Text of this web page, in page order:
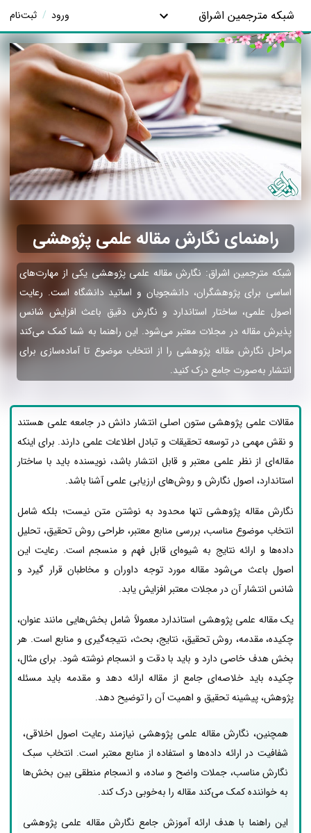
شبکه مترجمین اشراق ورود / ثبت‌نام
راهنمای نگارش مقاله علمی پژوهشی
شبکه مترجمین اشراق: نگارش مقاله علمی پژوهشی یکی از مهارت‌های
اساسی برای پژوهشگران، دانشجویان و اساتید دانشگاه است. رعایت
اصول علمی، ساختار استاندارد و نگارش دقیق باعث افزایش شانس
پذیرش مقاله در مجلات معتبر می‌شود. این راهنما به شما کمک می‌کند
مراحل نگارش مقاله پژوهشی را از انتخاب موضوع تا آماده‌سازی برای
انتشار به‌صورت جامع درک کنید.
مقالات علمی پژوهشی ستون اصلی انتشار دانش در جامعه علمی هستند
و نقش مهمی در توسعه تحقیقات و تبادل اطلاعات علمی دارند. برای اینکه
مقاله‌ای از نظر علمی معتبر و قابل انتشار باشد، نویسنده باید با ساختار
استاندارد، اصول نگارش و روش‌های ارزیابی علمی آشنا باشد.
نگارش مقاله پژوهشی تنها محدود به نوشتن متن نیست؛ بلکه شامل
انتخاب موضوع مناسب، بررسی منابع معتبر، طراحی روش تحقیق، تحلیل
داده‌ها و ارائه نتایج به شیوه‌ای قابل فهم و منسجم است. رعایت این
اصول باعث می‌شود مقاله مورد توجه داوران و مخاطبان قرار گیرد و
شانس انتشار آن در مجلات معتبر افزایش یابد.
یک مقاله علمی پژوهشی استاندارد معمولاً شامل بخش‌هایی مانند عنوان،
چکیده، مقدمه، روش تحقیق، نتایج، بحث، نتیجه‌گیری و منابع است. هر
بخش هدف خاصی دارد و باید با دقت و انسجام نوشته شود. برای مثال،
چکیده باید خلاصه‌ای جامع از مقاله ارائه دهد و مقدمه باید مسئله
پژوهش، پیشینه تحقیق و اهمیت آن را توضیح دهد.
همچنین، نگارش مقاله علمی پژوهشی نیازمند رعایت اصول اخلاقی،
شفافیت در ارائه داده‌ها و استفاده از منابع معتبر است. انتخاب سبک
نگارش مناسب، جملات واضح و ساده، و انسجام منطقی بین بخش‌ها
به خواننده کمک می‌کند مقاله را به‌خوبی درک کند.
این راهنما با هدف ارائه آموزش جامع نگارش مقاله علمی پژوهشی